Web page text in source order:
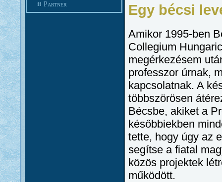
Partner Egy bécsi
Amikor 1995-ben
Collegium
megérkezésem
professzor úrnak,
kapcsolatnak. A
többszörösen
Bécsbe, akiket a
későbbiekben
tette, hogy úgy az
segítse a fiatal
közös projektek
működött.